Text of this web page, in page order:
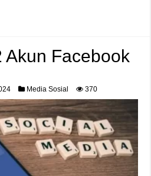
Akun Facebook
Media Sosial 370